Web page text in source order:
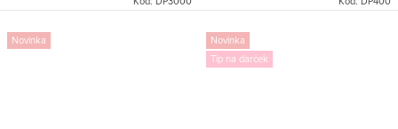
Novinka
Novinka
Tip na darček